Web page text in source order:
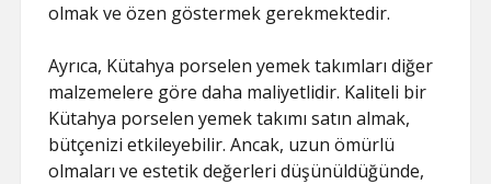
olmak ve özen göstermek gerekmektedir.
Ayrıca, Kütahya porselen yemek takımları diğer
malzemelere göre daha maliyetlidir. Kaliteli bir
Kütahya porselen yemek takımı satın almak,
bütçenizi etkileyebilir. Ancak, uzun ömürlü
olmaları ve estetik değerleri düşünüldüğünde,